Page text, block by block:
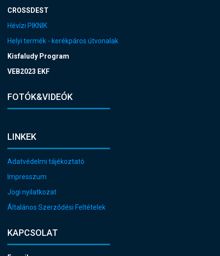
CROSSDEST
Hévízi PIKNIK
Helyi termék - kerékpáros útvonalak
Kisfaludy Program
VEB2023 EKF
FOTÓK&VIDEÓK
LINKEK
Adatvédelmi tájékoztató
Impresszum
Jogi nyilatkozat
Általános Szerződési Feltételek
KAPCSOLAT